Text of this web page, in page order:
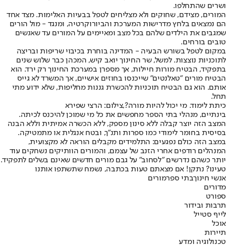
ושרים שהתחלפו.
המורים, מצידם, שחוקים ולא מצליחים לטפל בבעיות האלימות. מצד אחד
הם נמצאים בלחץ מדרישות המערכת והביורוקרטיה, ומנגד - מול הורים
שמגבים את הילדים שלהם בכל מצב ומאיימים על המורים עד שאנשים
טובים בורחים.
במקום לטפל בשורש הבעיה - המדינה בוחרת בכיבוי שריפות ובריצה
לתוכניות נוצצות. למשל, שר החינוך יואב קיש, המכהן כבר שלוש שנים
בתפקיד, הבטיח מורות חיילות, אך מספרן במערכת החינוך רק ירד. הוא
הבטיח מורים "טאלנטים" שייכנסו בחוזים אישיים, אך המשרד לא גייס
אותם. הוא גם הבטיח תוכניות להכשרת גננות מחליפות, שלא ידוע מתי
תחל.
כיתת לימוד. מי יכול להיות מורה?,צילום: הרצי שפירא
בינתיים, מנהלי בתי הספר מחפשים את כל מי שמוכן להיכנס לכיתה.
המצב הזה יוצר קבלה ללא סינון מספק, ללא הכשרה אמיתית וללא הבנה
בסיסית בחומר לימודי כמו ספרות ותנ"ך, ובטח אנגלית או מתמטיקה.
במצב הזה כולם נפגעים: התלמידים מקבלים הוראה לא מקצועית,
המנהלים רודפים אחרי הזנב של עצמם, והמורים הוותיקים נשחקים עוד
יותר כשהם נדרשים "לסחוב" על גבם מורים חדשים שאינם בשלים לתפקיד.
טעינו? נתקן! אם מצאתם טעות בכתבה, נשמח שתשתפו אותנו
אנשי חינוךבתי ספרמורים
מדורים
ספורט
תרבות ובידור
לייף סטייל
אוכל
תיירות
טכנולוגיה ומדע